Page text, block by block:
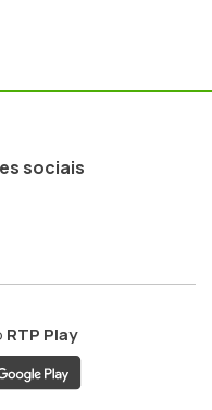
sociais
RTP Play